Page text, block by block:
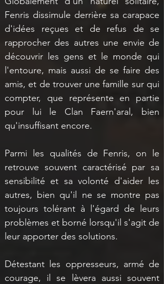
Fenris dissimule derrière sa carapace
d'idées reçues et de refus de se
rapprocher des autres une envie de
découvrir les gens et le monde qui
l'entoure, mais aussi de se faire des
amis, et de trouver une famille sur qui
compter, que représente en partie
pour lui le Clan Faern'aral, bien
qu'insuffisant encore.
Parmi les qualités de Fenris, on le
retrouve souvent caractérisé par sa
sensibilité et sa volonté d'aider les
autres, bien qu'il ne se montre pas
toujours tolérant à l'égard de leurs
problèmes et borné lorsqu'il s'agit de
leur apporter des solutions.
Détestant les oppresseurs, armé de
courage, il se lèvera aussi souvent